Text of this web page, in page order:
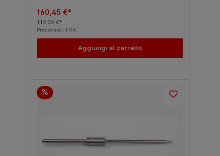
160,45 €*
112,36 €*
Prezzo escl. I.V.A.
Aggiungi al carrello
%